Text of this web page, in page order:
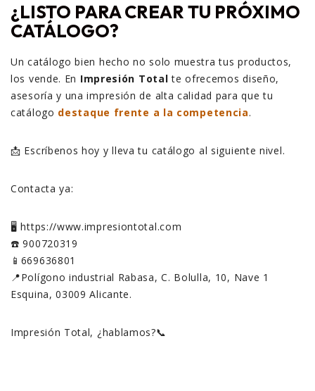
¿LISTO PARA CREAR TU PRÓXIMO
CATÁLOGO?
Un catálogo bien hecho no solo muestra tus productos,
los vende. En Impresión Total te ofrecemos diseño,
asesoría y una impresión de alta calidad para que tu
catálogo destaque frente a la competencia.
📩 Escríbenos hoy y lleva tu catálogo al siguiente nivel.
Contacta ya:
🖥️ https://www.impresiontotal.com
☎️ 900720319
📱669636801
📍Polígono industrial Rabasa, C. Bolulla, 10, Nave 1
Esquina, 03009 Alicante.
Impresión Total, ¿hablamos?📞